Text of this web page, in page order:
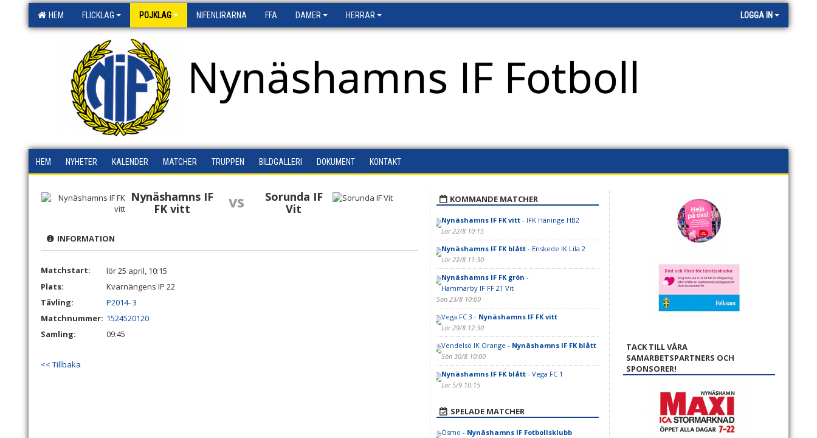
HEM FLICKLAG POJKLAG NIFENLIRARNA FFA DAMER HERRAR LOGGA IN
Nynäshamns IF Fotboll
HEM NYHETER KALENDER MATCHER TRUPPEN BILDGALLERI DOKUMENT KONTAKT
Nynäshamns IF
FK vitt
vs
Sorunda IF
Vit
INFORMATION
Matchstart:
lör 25 april, 10:15
Plats:
Kvarnängens IP 22
Tävling:
P2014- 3
Matchnummer: 1524520120
Samling:
09:45
<< Tillbaka
KOMMANDE MATCHER
Nynäshamns IF FK vitt- IFK Haninge HB2
Lör 22/8 10:15
Nynäshamns IF FK blått- Enskede IK Lila 2
Lör 22/8 11:30
Nynäshamns IF FK grön -
Hammarby IF FF 21 Vit
Sön 23/8 10:00
Vega FC 3 - Nynäshamns IF FK vitt
Lör 29/8 12:30
Vendelsö IK Orange - Nynäshamns IF FK blått
Sön 30/8 10:00
Nynäshamns IF FK blått- Vega FC 1
Lör 5/9 10:15
SPELADE MATCHER
Ösmo - Nynäshamns IF Fotbollsklubb
TACK TILL VÅRA
SAMARBETSPARTNERS OCH
SPONSORER!